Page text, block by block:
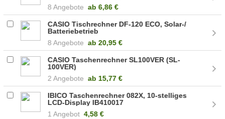
8 Angebote ab 6,86 €
CASIO Tischrechner DF-120 ECO, Solar-/
Batteriebetrieb
8 Angebote ab 20,95 €
CASIO Taschenrechner SL100VER (SL-
100VER)
2 Angebote ab 15,77 €
IBICO Taschenrechner 082X, 10-stelliges
LCD-Display IB410017
1 Angebot 4,58 €